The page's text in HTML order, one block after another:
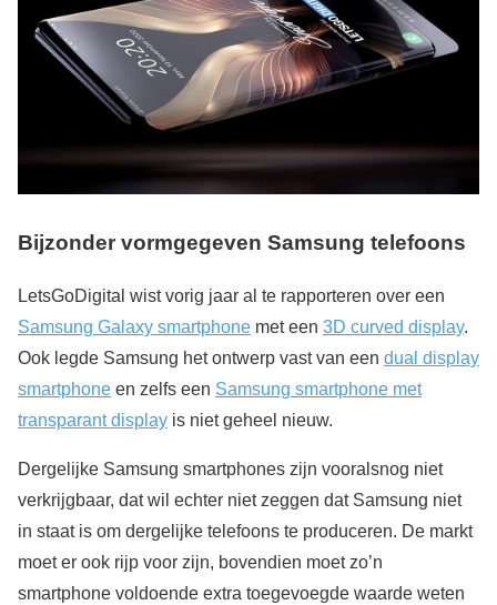
Bijzonder vormgegeven Samsung telefoons
LetsGoDigital wist vorig jaar al te rapporteren over een
Samsung Galaxy smartphone met een 3D curved display.
Ook legde Samsung het ontwerp vast van een dual display
smartphone en zelfs een Samsung smartphone met
transparant display is niet geheel nieuw.
Dergelijke Samsung smartphones zijn vooralsnog niet
verkrijgbaar, dat wil echter niet zeggen dat Samsung niet
in staat is om dergelijke telefoons te produceren. De markt
moet er ook rijp voor zijn, bovendien moet zo’n
smartphone voldoende extra toegevoegde waarde weten